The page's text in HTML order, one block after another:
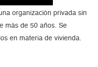
organización privada sin
más de 50 años. Se
en materia de vivienda.